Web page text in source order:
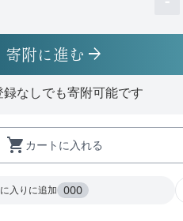
寄附に進む arrow_forward
録なしでも寄附可能です
shopping_cart カートに入れる
入りに追加 000